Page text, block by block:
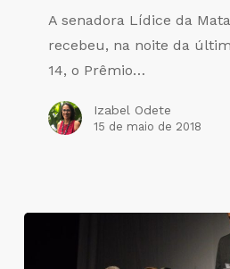
A senadora Lídice da
recebeu, na noite da
14, o Prêmio…
Izabel Odete
15 de maio de 2018